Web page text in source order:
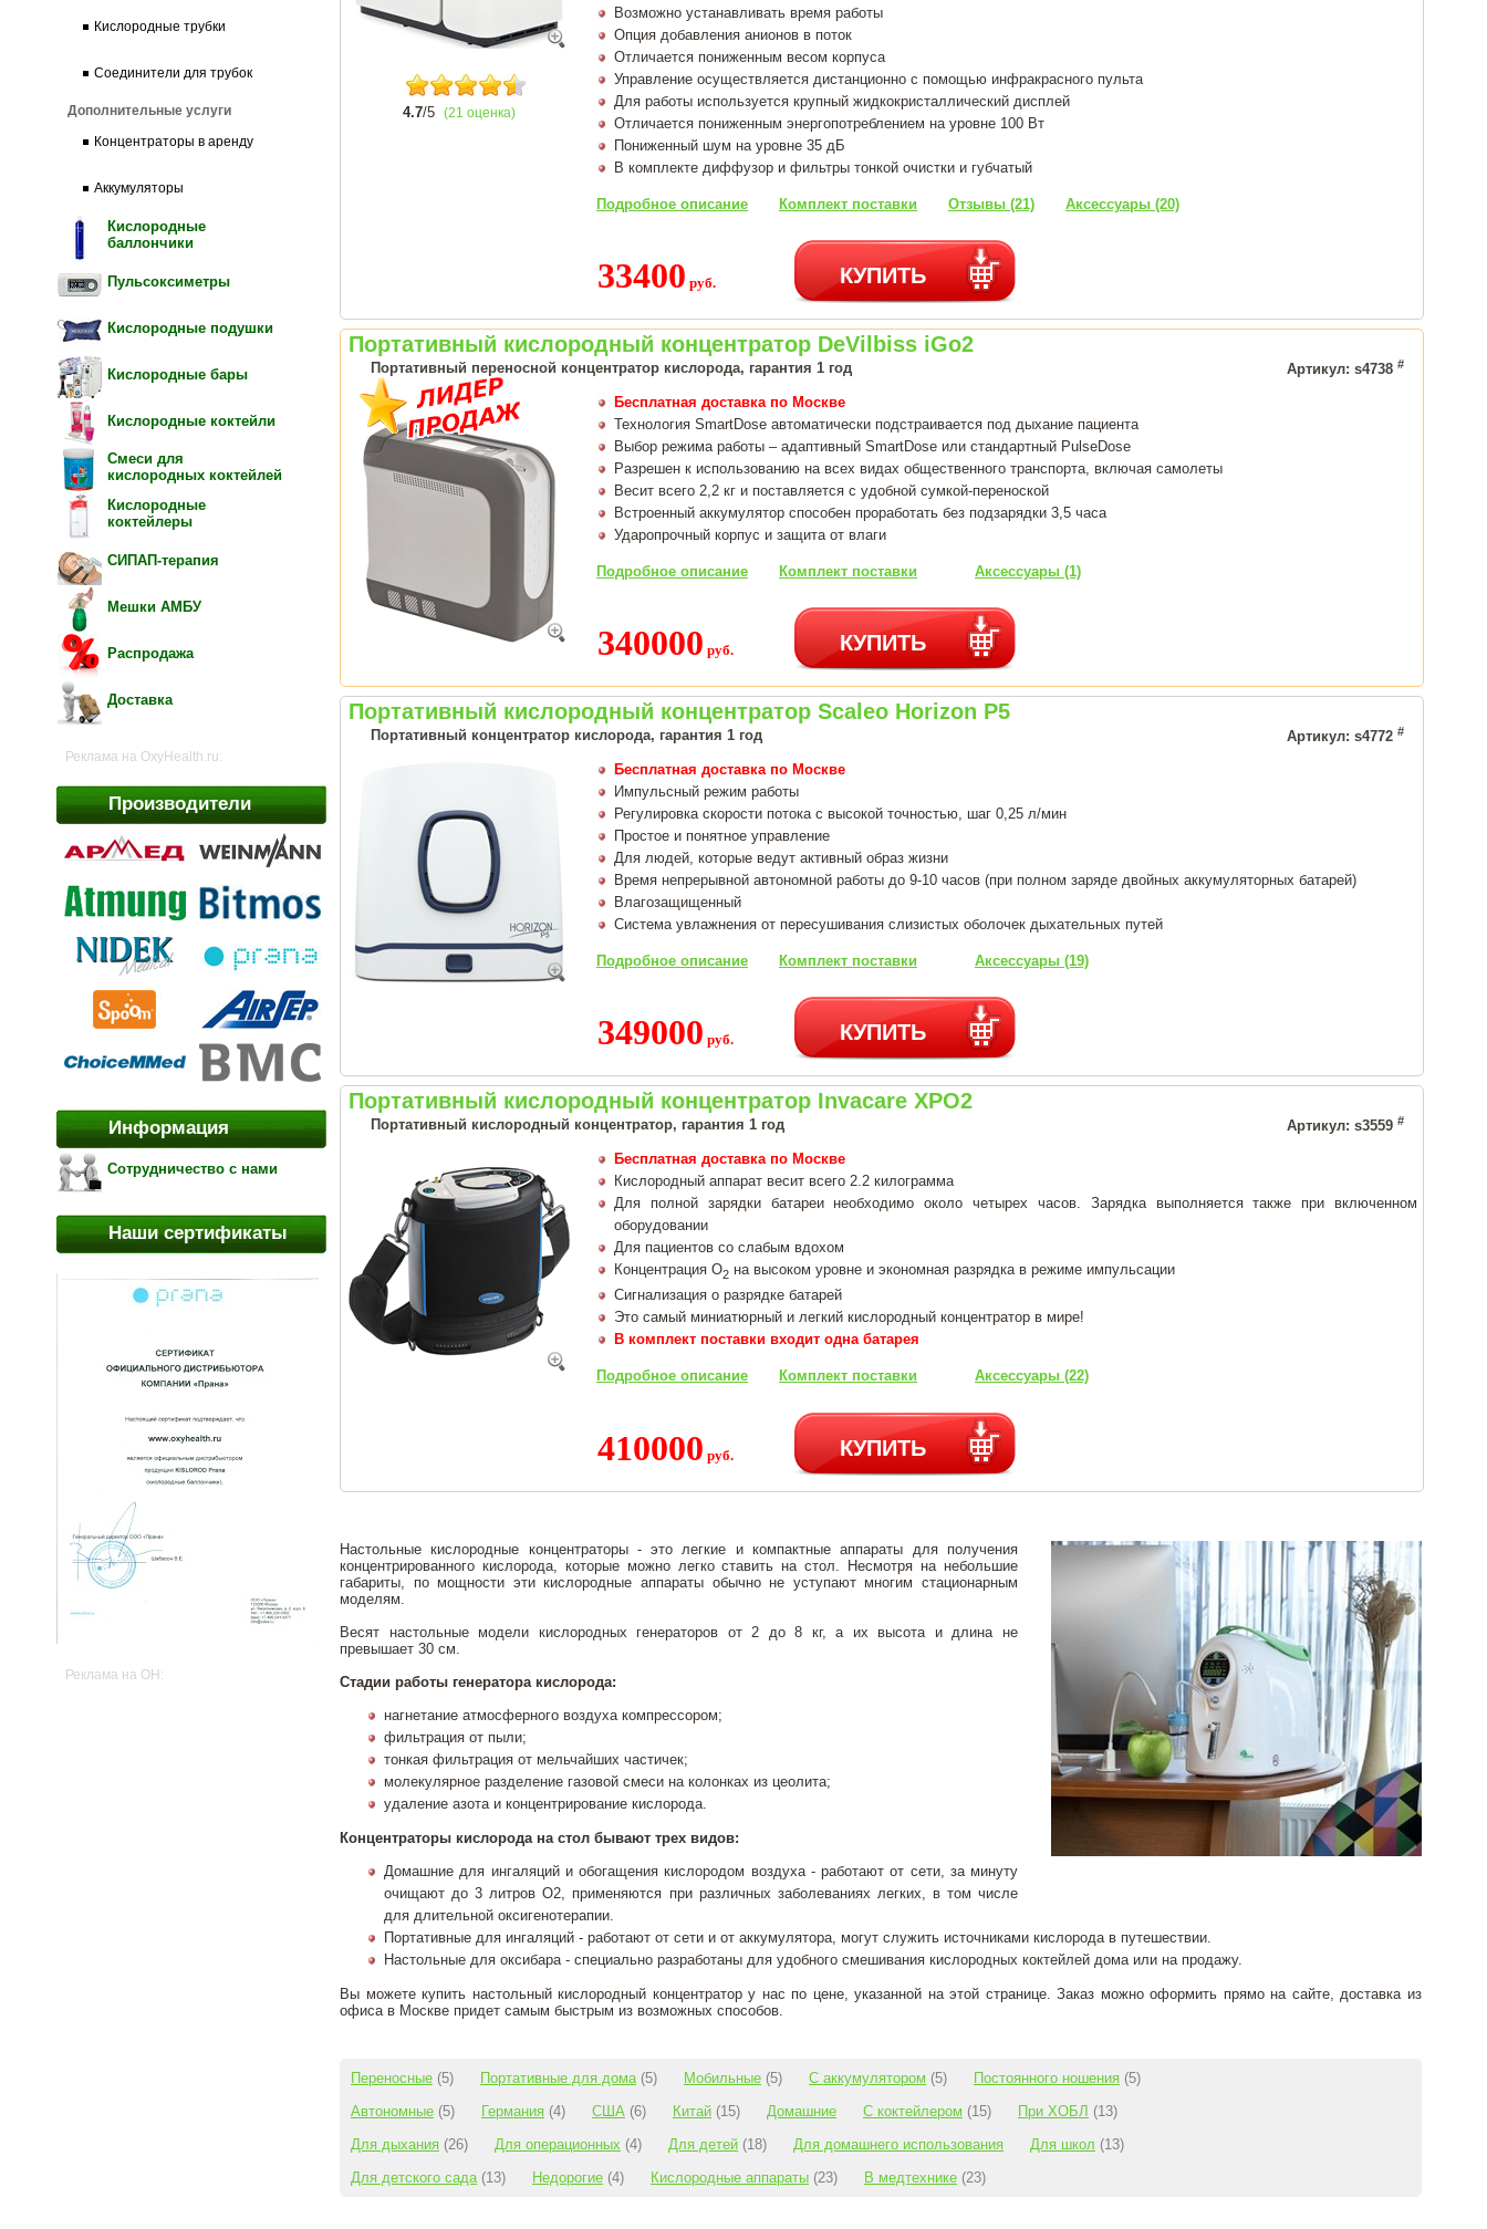
Кислородные трубки
Соединители для трубок
Дополнительные услуги
Концентраторы в аренду
Аккумуляторы
Кислородные
баллончики
Пульсоксиметры
Кислородные подушки
Кислородные бары
Кислородные коктейли
Смеси для
кислородных коктейлей
Кислородные
коктейлеры
СИПАП-терапия
Мешки АМБУ
Распродажа
Доставка
Реклама на OxyHealth.ru:
Производители
Информация
Сотрудничество с нами
Наши сертификаты
Реклама на OH:
4.7/5 (21 оценка)
Возможно устанавливать время работы
Опция добавления анионов в поток
Отличается пониженным весом корпуса
Управление осуществляется дистанционно с помощью инфракрасного пульта
Для работы используется крупный жидкокристаллический дисплей
Отличается пониженным энергопотреблением на уровне 100 Вт
Пониженный шум на уровне 35 дБ
В комплекте диффузор и фильтры тонкой очистки и губчатый
Подробное описание Комплект поставки Отзывы (21) Аксессуары (20)
33400 руб. КУПИТЬ
Портативный кислородный концентратор DeVilbiss iGo2
Портативный переносной концентратор кислорода, гарантия 1 год Артикул: s4738 #
Бесплатная доставка по Москве
Технология SmartDose автоматически подстраивается под дыхание пациента
Выбор режима работы – адаптивный SmartDose или стандартный PulseDose
Разрешен к использованию на всех видах общественного транспорта, включая самолеты
Весит всего 2,2 кг и поставляется с удобной сумкой-переноской
Встроенный аккумулятор способен проработать без подзарядки 3,5 часа
Ударопрочный корпус и защита от влаги
Подробное описание Комплект поставки Аксессуары (1)
340000 руб. КУПИТЬ
Портативный кислородный концентратор Scaleo Horizon P5
Портативный концентратор кислорода, гарантия 1 год Артикул: s4772 #
Бесплатная доставка по Москве
Импульсный режим работы
Регулировка скорости потока с высокой точностью, шаг 0,25 л/мин
Простое и понятное управление
Для людей, которые ведут активный образ жизни
Время непрерывной автономной работы до 9-10 часов (при полном заряде двойных аккумуляторных батарей)
Влагозащищенный
Система увлажнения от пересушивания слизистых оболочек дыхательных путей
Подробное описание Комплект поставки Аксессуары (19)
349000 руб. КУПИТЬ
Портативный кислородный концентратор Invacare XPO2
Портативный кислородный концентратор, гарантия 1 год Артикул: s3559 #
Бесплатная доставка по Москве
Кислородный аппарат весит всего 2.2 килограмма
Для полной зарядки батареи необходимо около четырех часов. Зарядка выполняется также при включенном
оборудовании
Для пациентов со слабым вдохом
Концентрация О2 на высоком уровне и экономная разрядка в режиме импульсации
Сигнализация о разрядке батарей
Это самый миниатюрный и легкий кислородный концентратор в мире!
В комплект поставки входит одна батарея
Подробное описание Комплект поставки Аксессуары (22)
410000 руб. КУПИТЬ
Настольные кислородные концентраторы - это легкие и компактные аппараты для получения
концентрированного кислорода, которые можно легко ставить на стол. Несмотря на небольшие
габариты, по мощности эти кислородные аппараты обычно не уступают многим стационарным
моделям.
Весят настольные модели кислородных генераторов от 2 до 8 кг, а их высота и длина не
превышает 30 см.
Стадии работы генератора кислорода:
нагнетание атмосферного воздуха компрессором;
фильтрация от пыли;
тонкая фильтрация от мельчайших частичек;
молекулярное разделение газовой смеси на колонках из цеолита;
удаление азота и концентрирование кислорода.
Концентраторы кислорода на стол бывают трех видов:
Домашние для ингаляций и обогащения кислородом воздуха - работают от сети, за минуту
очищают до 3 литров О2, применяются при различных заболеваниях легких, в том числе
для длительной оксигенотерапии.
Портативные для ингаляций - работают от сети и от аккумулятора, могут служить источниками кислорода в путешествии.
Настольные для оксибара - специально разработаны для удобного смешивания кислородных коктейлей дома или на продажу.
Вы можете купить настольный кислородный концентратор у нас по цене, указанной на этой странице. Заказ можно оформить прямо на сайте, доставка из
офиса в Москве придет самым быстрым из возможных способов.
Переносные (5) Портативные для дома (5) Мобильные (5) С аккумулятором (5) Постоянного ношения (5)
Автономные (5) Германия (4) США (6) Китай (15) Домашние С коктейлером (15) При ХОБЛ (13)
Для дыхания (26) Для операционных (4) Для детей (18) Для домашнего использования Для школ (13)
Для детского сада (13) Недорогие (4) Кислородные аппараты (23) В медтехнике (23)